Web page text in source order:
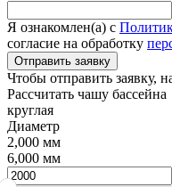
Я ознакомлен(а) с
согласие на обработку
Чтобы отправить заявку,
Рассчитать чашу бассейна
круглая
Диаметр
2,000 мм
6,000 мм